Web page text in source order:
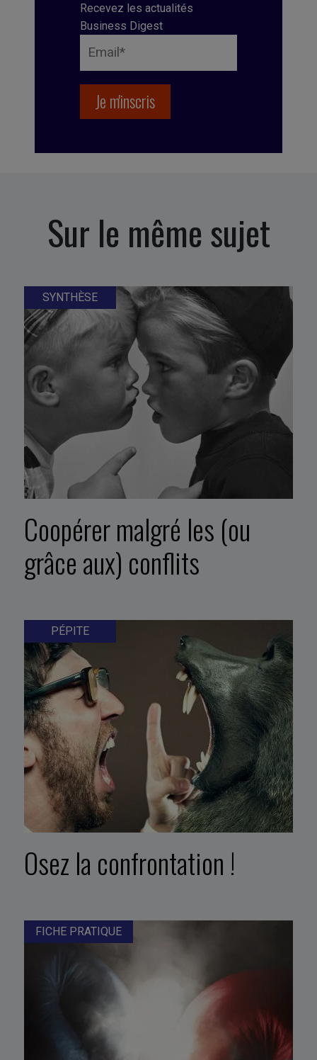
Recevez les actualités
Business Digest
Sur le même sujet
SYNTHÈSE
Coopérer malgré les (ou
grâce aux) conflits
PÉPITE
Osez la confrontation !
FICHE PRATIQUE